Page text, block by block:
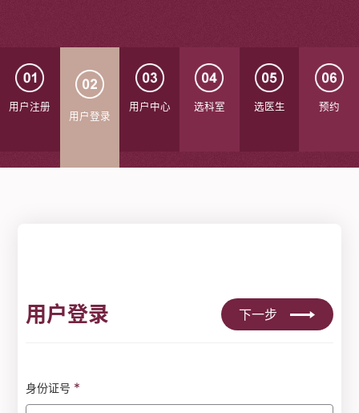
用户注册
用户登录
用户中心 选科室 选医生 预约
用户登录 下一步
身份证号 *